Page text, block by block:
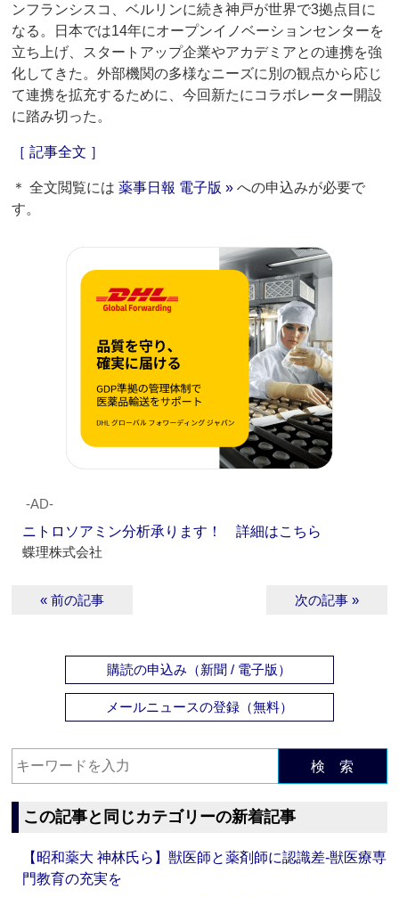
ンフランシスコ、ベルリンに続き神戸が世界で3拠点目に
なる。日本では14年にオープンイノベーションセンターを
立ち上げ、スタートアップ企業やアカデミアとの連携を強
化してきた。外部機関の多様なニーズに別の観点から応じ
て連携を拡充するために、今回新たにコラボレーター開設
に踏み切った。
［ 記事全文 ］
＊ 全文閲覧には薬事日報 電子版 » への申込みが必要で
す。
‐AD‐
ニトロソアミン分析承ります！ 詳細はこちら
蝶理株式会社
« 前の記事 次の記事 »
購読の申込み（新聞 / 電子版）
メールニュースの登録（無料）
検 索
この記事と同じカテゴリーの新着記事
【昭和薬大 神林氏ら】獣医師と薬剤師に認識差‐獣医療専
門教育の充実を